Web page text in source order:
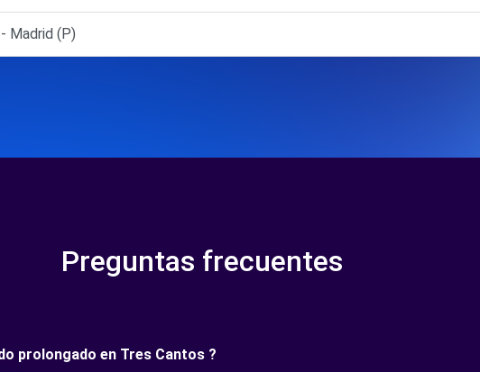
Madrid (P)
Preguntas frecuentes
prolongado en Tres Cantos ?